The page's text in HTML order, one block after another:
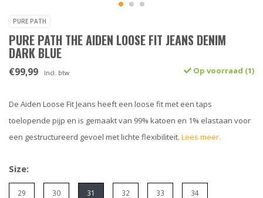
PURE PATH
PURE PATH THE AIDEN LOOSE FIT JEANS DENIM
DARK BLUE
€99,99 Incl. btw Op voorraad (1)
De Aiden Loose Fit Jeans heeft een loose fit met een taps
toelopende pijp en is gemaakt van 99% katoen en 1% elastaan voor
een gestructureerd gevoel met lichte flexibiliteit. Lees meer..
Size:
29 30 31 32 33 34